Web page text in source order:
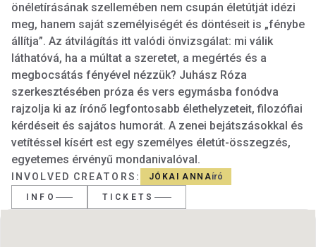
önéletírásának szellemében nem csupán életútját idézi
meg, hanem saját személyiségét és döntéseit is „fénybe
állítja”. Az átvilágítás itt valódi önvizsgálat: mi válik
láthatóvá, ha a múltat a szeretet, a megértés és a
megbocsátás fényével nézzük? Juhász Róza
szerkesztésében próza és vers egymásba fonódva
rajzolja ki az írónő legfontosabb élethelyzeteit, filozófiai
kérdéseit és sajátos humorát. A zenei bejátszásokkal és
vetítéssel kísért est egy személyes életút-összegzés,
egyetemes érvényű mondanivalóval.
INVOLVED CREATORS : JÓKAI ANNAíró
INFO TICKETS